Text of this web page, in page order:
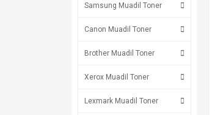
Samsung Muadil Toner
Canon Muadil Toner
Brother Muadil Toner
Xerox Muadil Toner
Lexmark Muadil Toner